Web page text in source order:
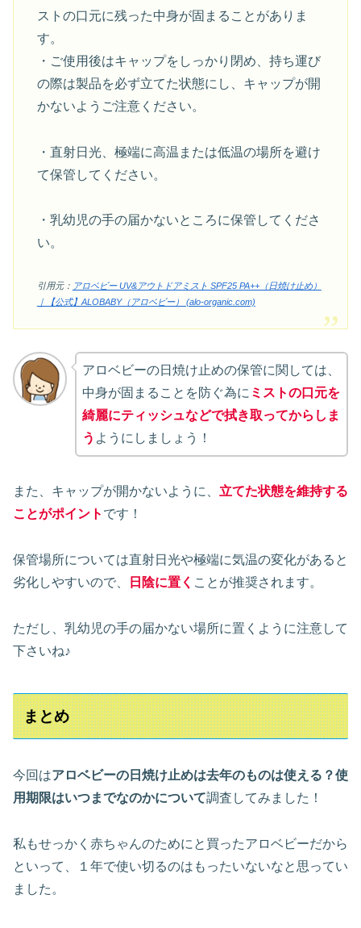
ストの口元に残った中身が固まることがありま
す。
・ご使用後はキャップをしっかり閉め、持ち運び
の際は製品を必ず立てた状態にし、キャップが開
かないようご注意ください。
・直射日光、極端に高温または低温の場所を避け
て保管してください。
・乳幼児の手の届かないところに保管してくださ
い。
引用元： アロベビー UV&アウトドアミスト SPF25 PA++（日焼け止め）
｜【公式】ALOBABY（アロベビー） (alo-organic.com)
アロベビーの日焼け止めの保管に関しては、
中身が固まることを防ぐ為に ミストの口元を
綺麗にティッシュなどで拭き取ってからしま
う ようにしましょう！
また、キャップが開かないように、 立てた状態を維持する
ことがポイント です！
保管場所については直射日光や極端に気温の変化があると
劣化しやすいので、
日陰に置く ことが推奨されます。
ただし、乳幼児の手の届かない場所に置くように注意して
下さいね♪
まとめ
今回はアロベビーの日焼け止めは去年のものは使える？使
用期限はいつまでなのかについて調査してみました！
私もせっかく赤ちゃんのためにと買ったアロベビーだから
といって、１年で使い切るのはもったいないなと思ってい
ました。